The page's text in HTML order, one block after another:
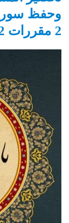
وحفظ سورة
2 مقررات 1442هـ